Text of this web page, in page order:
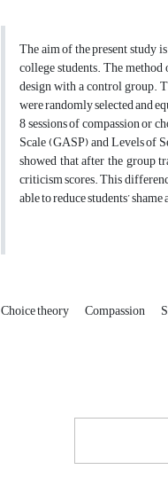
The aim of the present study
college students. The
design with a control group.
were randomly selected and
8 sessions of compassion or
Scale (GASP) and Levels of
showed that after the group
criticism scores. This
able to reduce students’
Choice theory Compassion